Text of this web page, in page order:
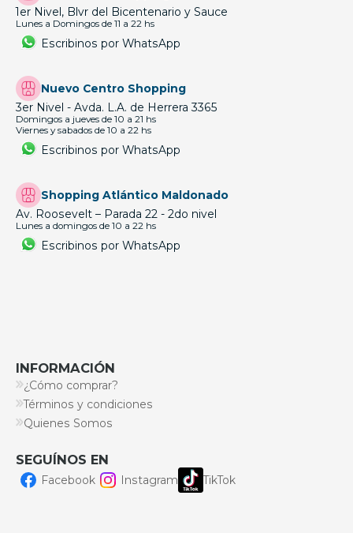
1er Nivel, Blvr del Bicentenario y Sauce
Lunes a Domingos de 11 a 22 hs
Escribinos por WhatsApp
Nuevo Centro Shopping
3er Nivel - Avda. L.A. de Herrera 3365
Domingos a jueves de 10 a 21 hs
Viernes y sabados de 10 a 22 hs
Escribinos por WhatsApp
Shopping Atlántico Maldonado
Av. Roosevelt – Parada 22 - 2do nivel
Lunes a domingos de 10 a 22 hs
Escribinos por WhatsApp
INFORMACIÓN
¿Cómo comprar?
Términos y condiciones
Quienes Somos
SEGUÍNOS EN
Facebook Instagram TikTok